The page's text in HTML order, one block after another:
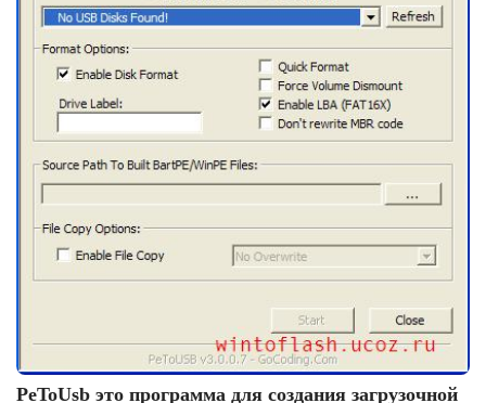
PeToUsb это программа для создания загрузочной